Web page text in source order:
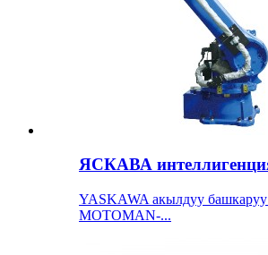
ЯСКАВА
YASKAWA акылдуу башкаруу
MOTOMAN-...